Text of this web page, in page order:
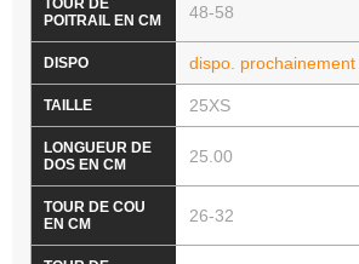
48-58
dispo. prochainement
25XS
25.00
26-32